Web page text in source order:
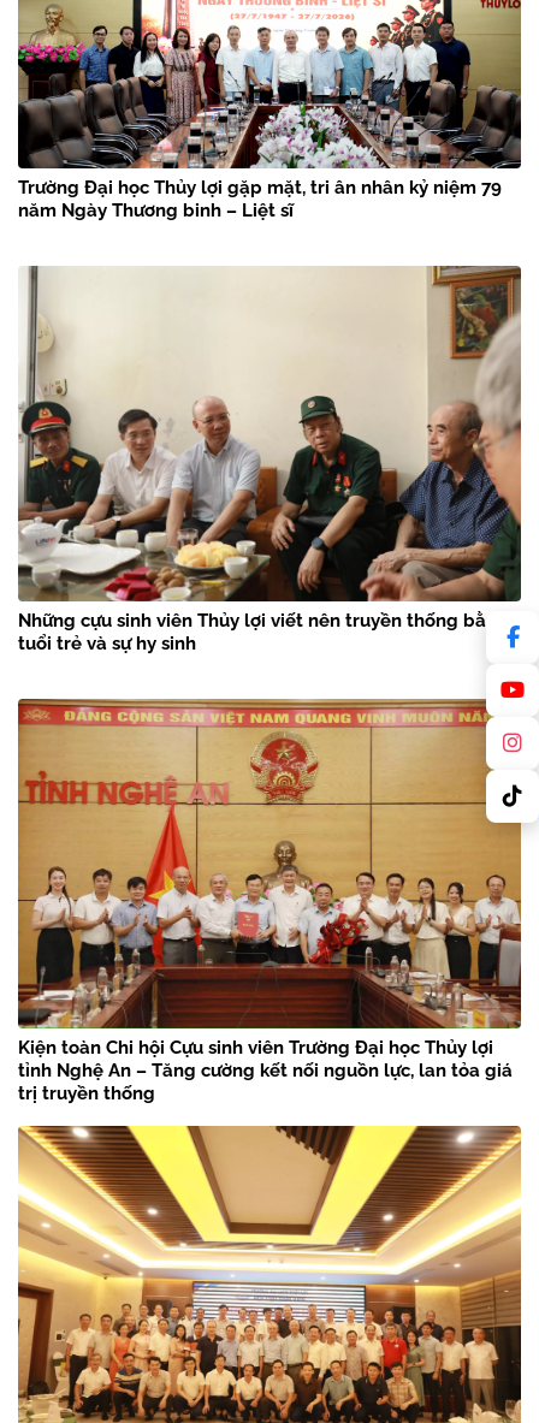
Trường Đại học Thủy lợi gặp mặt, tri ân nhân kỷ niệm 79
năm Ngày Thương binh – Liệt sĩ
Những cựu sinh viên Thủy lợi viết nên truyền thống bằng
tuổi trẻ và sự hy sinh
Kiện toàn Chi hội Cựu sinh viên Trường Đại học Thủy lợi
tỉnh Nghệ An – Tăng cường kết nối nguồn lực, lan tỏa giá
trị truyền thống